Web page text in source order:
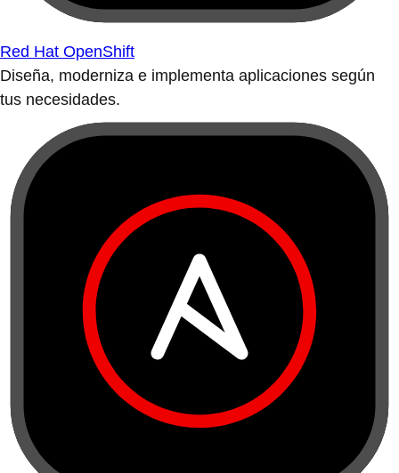
Red Hat OpenShift
Diseña, moderniza e implementa aplicaciones según
tus necesidades.